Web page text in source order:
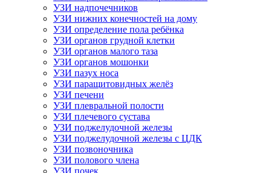
УЗИ надпочечников
УЗИ нижних конечностей на дому
УЗИ определение пола ребёнка
УЗИ органов грудной клетки
УЗИ органов малого таза
УЗИ органов мошонки
УЗИ пазух носа
УЗИ паращитовидных желёз
УЗИ печени
УЗИ плевральной полости
УЗИ плечевого сустава
УЗИ поджелудочной железы
УЗИ поджелудочной железы с ЦДК
УЗИ позвоночника
УЗИ полового члена
УЗИ почек